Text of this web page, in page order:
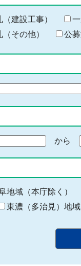
る
キ
ー
ー
入
力
建設工事）
その他）
公
から
地域（本庁除く）
東濃（多治見）地域